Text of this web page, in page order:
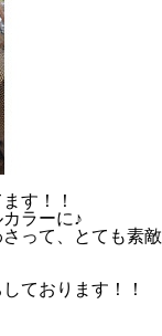
す！！
ラーに♪
って、とても素敵
ております！！